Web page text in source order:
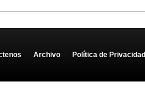
- Archivo - Política de Privacidad